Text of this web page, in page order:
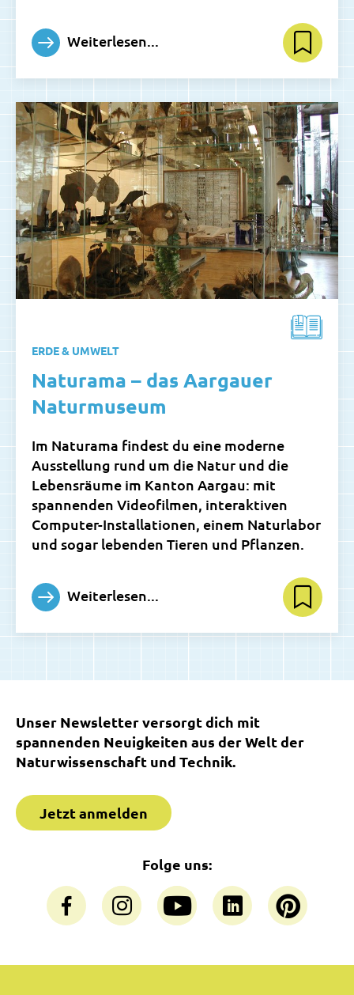
Weiterlesen...
ERDE & UMWELT
Naturama – das Aargauer
Naturmuseum
Im Naturama findest du eine moderne
Ausstellung rund um die Natur und die
Lebensräume im Kanton Aargau: mit
spannenden Videofilmen, interaktiven
Computer-Installationen, einem Naturlabor
und sogar lebenden Tieren und Pflanzen.
Weiterlesen...
Unser Newsletter versorgt dich mit
spannenden Neuigkeiten aus der Welt der
Naturwissenschaft und Technik.
Jetzt anmelden
Folge uns: